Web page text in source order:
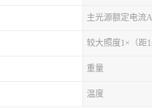
主光源额定电流A
较大照度1×（距
重量
温度